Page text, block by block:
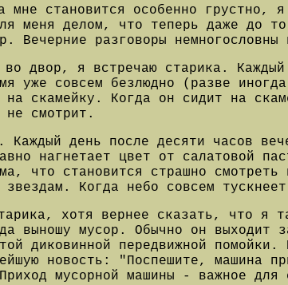
мне становится особенно грустно,
меня делом, что теперь даже до
Вечерние разговоры
во двор, я встречаю старика.
уже совсем безлюдно (разве
скамейку. Когда он сидит на
смотрит.
Каждый день после десяти часов
нагнетает цвет от салатовой
что становится страшно
Когда небо совсем
хотя вернее сказать, что я
выношу мусор. Обычно он выходит
диковинной передвижной
новость: "Поспешите, машина
мусорной машины - важное для